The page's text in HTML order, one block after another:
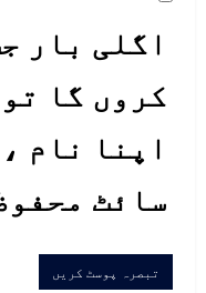
اگلی بار
کروں گا
اپنا نام
سائٹ